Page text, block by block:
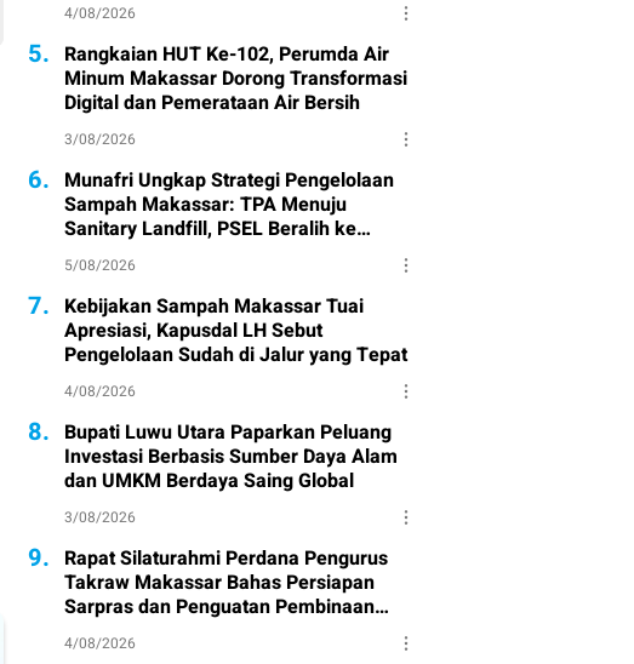
4/08/2026
5. Rangkaian HUT Ke-102, Perumda Air
Minum Makassar Dorong Transformasi
Digital dan Pemerataan Air Bersih
3/08/2026
6. Munafri Ungkap Strategi Pengelolaan
Sampah Makassar: TPA Menuju
Sanitary Landfill, PSEL Beralih ke
Perpres 109
5/08/2026
7. Kebijakan Sampah Makassar Tuai
Apresiasi, Kapusdal LH Sebut
Pengelolaan Sudah di Jalur yang Tepat
4/08/2026
8. Bupati Luwu Utara Paparkan Peluang
Investasi Berbasis Sumber Daya Alam
dan UMKM Berdaya Saing Global
3/08/2026
9. Rapat Silaturahmi Perdana Pengurus
Takraw Makassar Bahas Persiapan
Sarpras dan Penguatan Pembinaan
Atlet
4/08/2026